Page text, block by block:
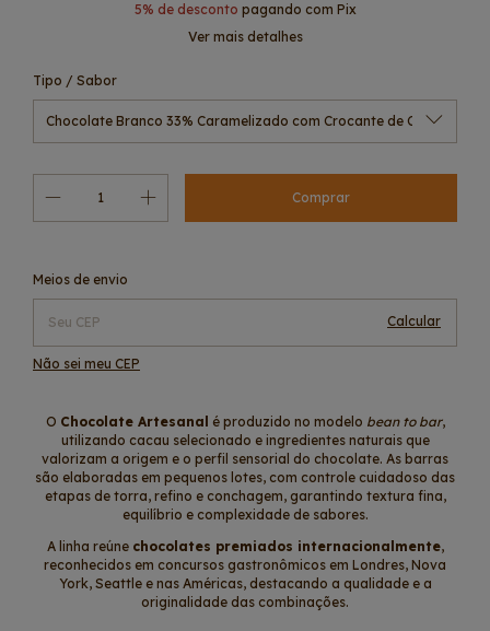
5% de desconto pagando com Pix
Ver mais detalhes
Tipo / Sabor
Entregas para o CEP:
Meios de envio
Calcular
Não sei meu CEP
O Chocolate Artesanal é produzido no modelo bean to bar,
utilizando cacau selecionado e ingredientes naturais que
valorizam a origem e o perfil sensorial do chocolate. As barras
são elaboradas em pequenos lotes, com controle cuidadoso das
etapas de torra, refino e conchagem, garantindo textura fina,
equilíbrio e complexidade de sabores.
A linha reúne chocolates premiados internacionalmente,
reconhecidos em concursos gastronômicos em Londres, Nova
York, Seattle e nas Américas, destacando a qualidade e a
originalidade das combinações.